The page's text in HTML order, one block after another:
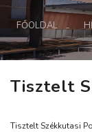
FŐOLDAL
Tisztelt
Tisztelt Székkutasi